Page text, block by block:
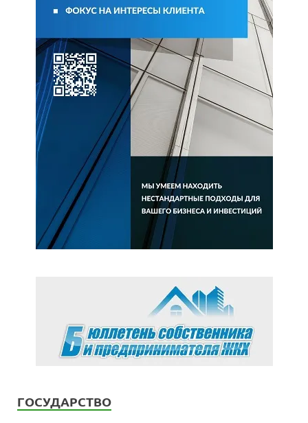
ГОСУДАРСТВО